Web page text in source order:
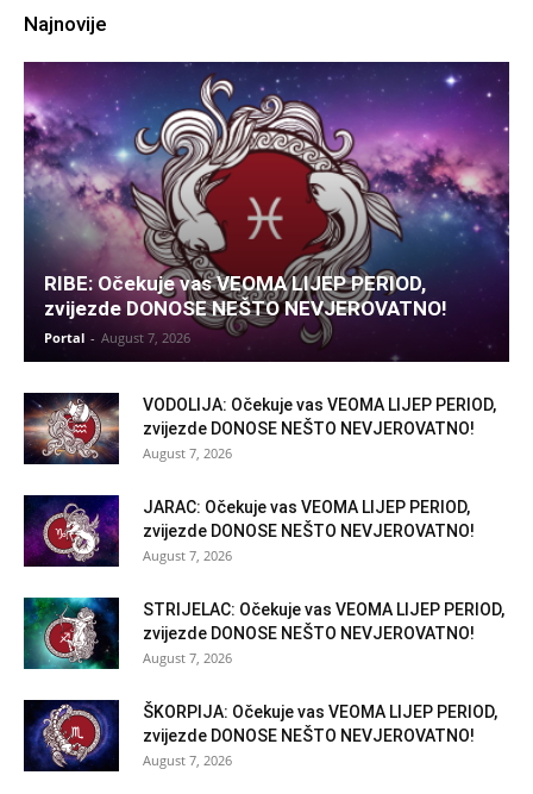
Najnovije
RIBE: Očekuje vas VEOMA LIJEP PERIOD,
zvijezde DONOSE NEŠTO NEVJEROVATNO!
Portal - August 7, 2026
VODOLIJA: Očekuje vas VEOMA LIJEP PERIOD,
zvijezde DONOSE NEŠTO NEVJEROVATNO!
August 7, 2026
JARAC: Očekuje vas VEOMA LIJEP PERIOD,
zvijezde DONOSE NEŠTO NEVJEROVATNO!
August 7, 2026
STRIJELAC: Očekuje vas VEOMA LIJEP PERIOD,
zvijezde DONOSE NEŠTO NEVJEROVATNO!
August 7, 2026
ŠKORPIJA: Očekuje vas VEOMA LIJEP PERIOD,
zvijezde DONOSE NEŠTO NEVJEROVATNO!
August 7, 2026